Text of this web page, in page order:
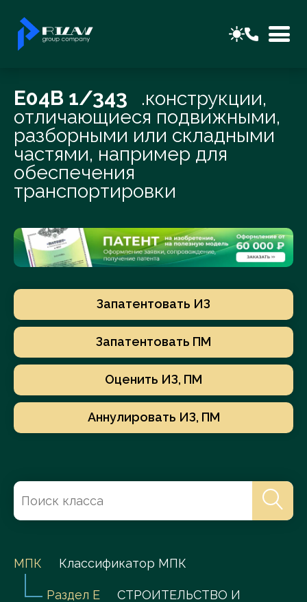
E04B 1/343
.конструкции,
отличающиеся подвижными,
разборными или складными
частями, например для
обеспечения
транспортировки
Запатентовать ИЗ
Запатентовать ПМ
Оценить ИЗ, ПМ
Аннулировать ИЗ, ПМ
МПК Классификатор МПК
Раздел E
СТРОИТЕЛЬСТВО И